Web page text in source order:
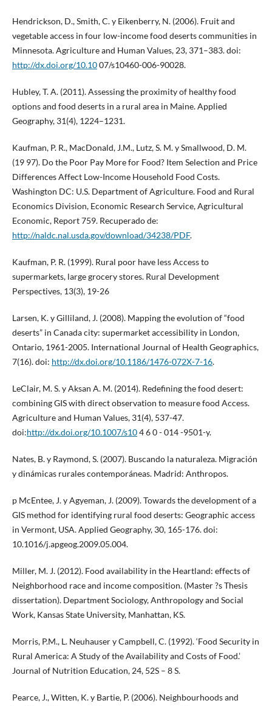
Hendrickson, D., Smith, C. y Eikenberry, N. (2006). Fruit and
vegetable access in four low-income food deserts communities in
Minnesota. Agriculture and Human Values, 23, 371–383. doi:
http://dx.doi.org/10.1007/s10460-006-90028.
Hubley, T. A. (2011). Assessing the proximity of healthy food
options and food deserts in a rural area in Maine. Applied
Geography, 31(4), 1224–1231.
Kaufman, P. R., MacDonald, J.M., Lutz, S. M. y Smallwood, D. M.
(19 97). Do the Poor Pay More for Food? Item Selection and Price
Differences Affect Low-Income Household Food Costs.
Washington DC: U.S. Department of Agriculture. Food and Rural
Economics Division, Economic Research Service, Agricultural
Economic, Report 759. Recuperado de:
http://naldc.nal.usda.gov/download/34238/PDF.
Kaufman, P. R. (1999). Rural poor have less Access to
supermarkets, large grocery stores. Rural Development
Perspectives, 13(3), 19-26
Larsen, K. y Gilliland, J. (2008). Mapping the evolution of “food
deserts” in Canada city: supermarket accessibility in London,
Ontario, 1961-2005. International Journal of Health Geographics,
7(16). doi: http://dx.doi.org/10.1186/1476-072X-7-16.
LeClair, M. S. y Aksan A. M. (2014). Redefining the food desert:
combining GIS with direct observation to measure food Access.
Agriculture and Human Values, 31(4), 537-47.
doi:http://dx.doi.org/10.1007/s104 6 0 - 014 -9501-y.
Nates, B. y Raymond, S. (2007). Buscando la naturaleza. Migración
y dinámicas rurales contemporáneas. Madrid: Anthropos.
p McEntee, J. y Agyeman, J. (2009). Towards the development of a
GIS method for identifying rural food deserts: Geographic access
in Vermont, USA. Applied Geography, 30, 165-176. doi:
10.1016/j.apgeog.2009.05.004.
Miller, M. J. (2012). Food availability in the Heartland: effects of
Neighborhood race and income composition. (Master ?s Thesis
dissertation). Department Sociology, Anthropology and Social
Work, Kansas State University, Manhattan, KS.
Morris, P.M., L. Neuhauser y Campbell, C. (1992). ‘Food Security in
Rural America: A Study of the Availability and Costs of Food.’
Journal of Nutrition Education, 24, 52S – 8 S.
Pearce, J., Witten, K. y Bartie, P. (2006). Neighbourhoods and